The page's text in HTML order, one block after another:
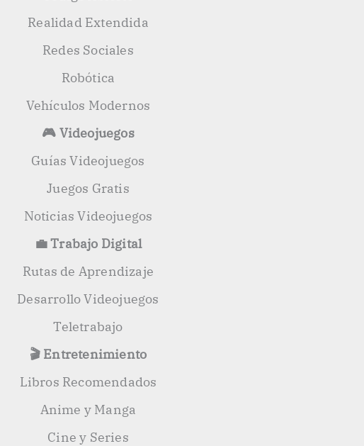
Realidad Extendida
Redes Sociales
Robótica
Vehículos Modernos
🎮 Videojuegos
Guías Videojuegos
Juegos Gratis
Noticias Videojuegos
💼 Trabajo Digital
Rutas de Aprendizaje
Desarrollo Videojuegos
Teletrabajo
🎬 Entretenimiento
Libros Recomendados
Anime y Manga
Cine y Series